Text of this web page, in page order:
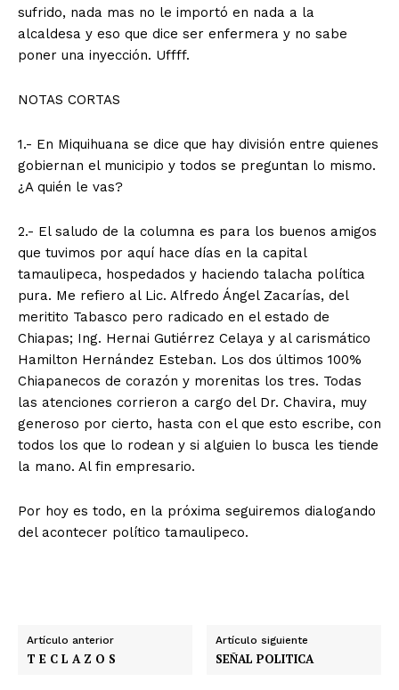
sufrido, nada mas no le importó en nada a la
alcaldesa y eso que dice ser enfermera y no sabe
poner una inyección. Uffff.
NOTAS CORTAS
1.- En Miquihuana se dice que hay división entre quienes
gobiernan el municipio y todos se preguntan lo mismo.
¿A quién le vas?
2.- El saludo de la columna es para los buenos amigos
que tuvimos por aquí hace días en la capital
tamaulipeca, hospedados y haciendo talacha política
pura. Me refiero al Lic. Alfredo Ángel Zacarías, del
meritito Tabasco pero radicado en el estado de
Chiapas; Ing. Hernai Gutiérrez Celaya y al carismático
Hamilton Hernández Esteban. Los dos últimos 100%
Chiapanecos de corazón y morenitas los tres. Todas
las atenciones corrieron a cargo del Dr. Chavira, muy
generoso por cierto, hasta con el que esto escribe, con
todos los que lo rodean y si alguien lo busca les tiende
la mano. Al fin empresario.
Por hoy es todo, en la próxima seguiremos dialogando
del acontecer político tamaulipeco.
Artículo anterior
T E C L A Z O S
Artículo siguiente
SEÑAL POLITICA